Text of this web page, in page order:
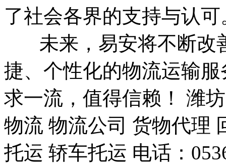
了社会各界的支持与认可
未来，易安将不断改
捷、个性化的物流运输
求一流，值得信赖！ 潍
物流 物流公司 货物代理
托运 轿车托运 电话：